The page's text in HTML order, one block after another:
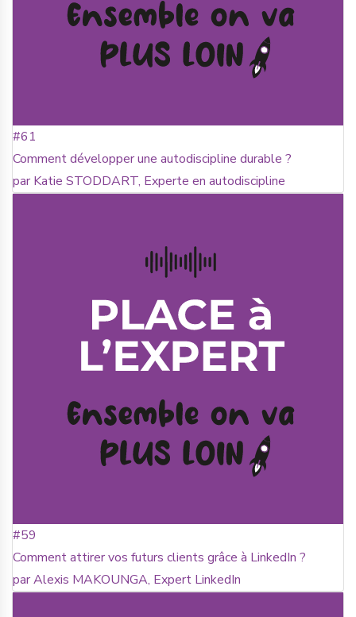
#61
Comment développer une autodiscipline durable ?
par Katie STODDART, Experte en autodiscipline
#59
Comment attirer vos futurs clients grâce à LinkedIn ?
par Alexis MAKOUNGA, Expert LinkedIn